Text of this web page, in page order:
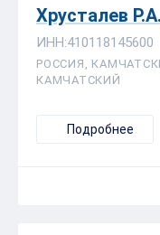
Хрусталев
ИНН:410118145600
РОССИЯ,
КАМЧАТСКИЙ
Подробнее